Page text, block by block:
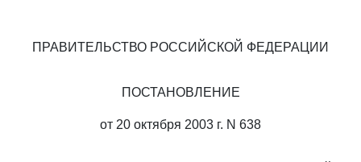
ПРАВИТЕЛЬСТВО РОССИЙСКОЙ ФЕДЕРАЦИИ
ПОСТАНОВЛЕНИЕ
от 20 октября 2003 г. N 638